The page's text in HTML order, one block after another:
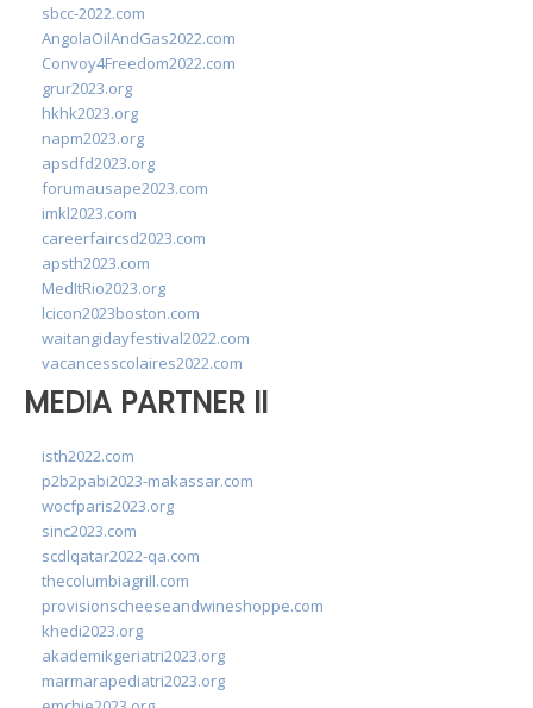
sbcc-2022.com
AngolaOilAndGas2022.com
Convoy4Freedom2022.com
grur2023.org
hkhk2023.org
napm2023.org
apsdfd2023.org
forumausape2023.com
imkl2023.com
careerfaircsd2023.com
apsth2023.com
MedItRio2023.org
lcicon2023boston.com
waitangidayfestival2022.com
vacancesscolaires2022.com
MEDIA PARTNER II
isth2022.com
p2b2pabi2023-makassar.com
wocfparis2023.org
sinc2023.com
scdlqatar2022-qa.com
thecolumbiagrill.com
provisionscheeseandwineshoppe.com
khedi2023.org
akademikgeriatri2023.org
marmarapediatri2023.org